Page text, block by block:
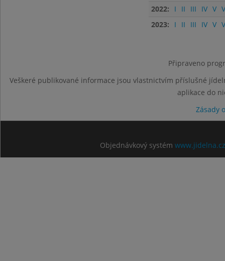
2022:
I II III IV V
2023:
I II III IV V
Připraveno
Veškeré publikované informace jsou vlastnictvím příslušné
aplikace do
Zásady
Objednávkový systém www.jidelna.cz